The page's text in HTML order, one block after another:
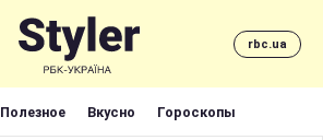
rbc.ua
Полезное Вкусно Гороскопы